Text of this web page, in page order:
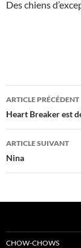
Des chiens
Navigation
des
articles
ARTICLE PRÉCÉDENT
Heart Breaker est
ARTICLE SUIVANT
Nina
CHOW-CHOWS